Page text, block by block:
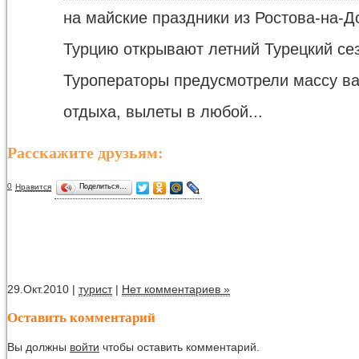
на майские праздники из Ростова-на-
Турцию открывают летний Турецкий
Туроператоры предусмотрели массу
отдыха, вылеты в любой...
Расскажите друзьям:
0 Нравится Поделиться…
29.Окт.2010 | турист| Нет комментариев »
Оставить комментарий
Вы должны войти чтобы оставить комментарий.